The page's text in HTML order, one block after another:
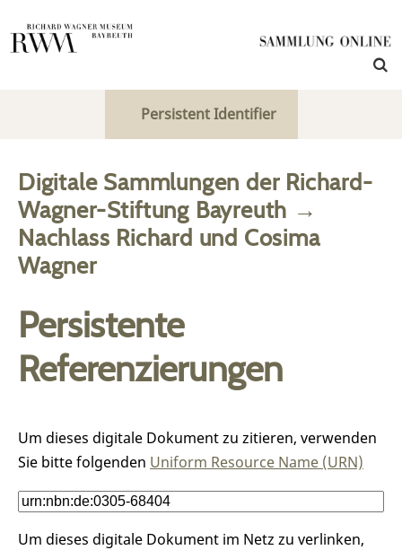
Persistent Identifier
Digitale Sammlungen der Richard-
Wagner-Stiftung Bayreuth →
Nachlass Richard und Cosima
Wagner
Persistente
Referenzierungen
Um dieses digitale Dokument zu zitieren, verwenden
Sie bitte folgenden Uniform Resource Name (URN)
Um dieses digitale Dokument im Netz zu verlinken,